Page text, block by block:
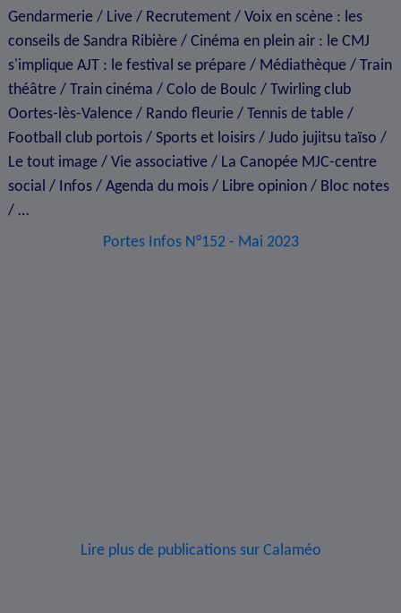
Gendarmerie / Live / Recrutement / Voix en scène : les
conseils de Sandra Ribière / Cinéma en plein air : le CMJ
s'implique AJT : le festival se prépare / Médiathèque / Train
théâtre / Train cinéma / Colo de Boulc / Twirling club
Oortes-lès-Valence / Rando fleurie / Tennis de table /
Football club portois / Sports et loisirs / Judo jujitsu taïso /
Le tout image / Vie associative / La Canopée MJC-centre
social / Infos / Agenda du mois / Libre opinion / Bloc notes
/ …
Portes Infos N°152 - Mai 2023
Lire plus de publications sur Calaméo